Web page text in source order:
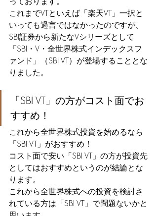
これまでVTといえば「楽天VT」一択と
いっても過言ではなかったのですが、
SBI証券から新たなVシリーズとして
「SBI・V・全世界株式インデックスフ
ァンド」（SBI VT）が登場することとな
りました。
「SBI VT」の方がコスト面でお
すすめ！
これから全世界株式投資を始めるなら
「SBI VT」がおすすめ！
コスト面で安い「SBI VT」の方が投資先
としてはおすすめというのが結論とな
ります。
これから全世界株式への投資を検討さ
れている方は「SBI VT」で問題ないかと